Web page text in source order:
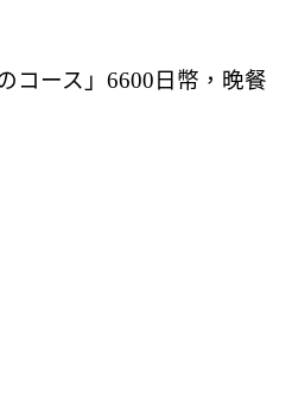
コース」6600日幣，晚餐